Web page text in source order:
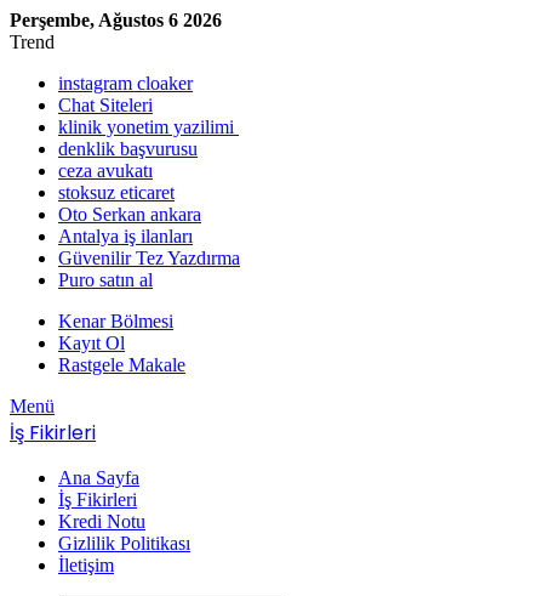
Perşembe, Ağustos 6 2026
Trend
instagram cloaker
Chat Siteleri
klinik yonetim yazilimi
denklik başvurusu
ceza avukatı
stoksuz eticaret
Oto Serkan ankara
Antalya iş ilanları
Güvenilir Tez Yazdırma
Puro satın al
Kenar Bölmesi
Kayıt Ol
Rastgele Makale
Menü
İş Fikirleri
Ana Sayfa
İş Fikirleri
Kredi Notu
Gizlilik Politikası
İletişim